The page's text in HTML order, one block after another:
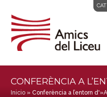
CAT
CONFERÈNCIA A
Inicio »Conferència a l’entorn